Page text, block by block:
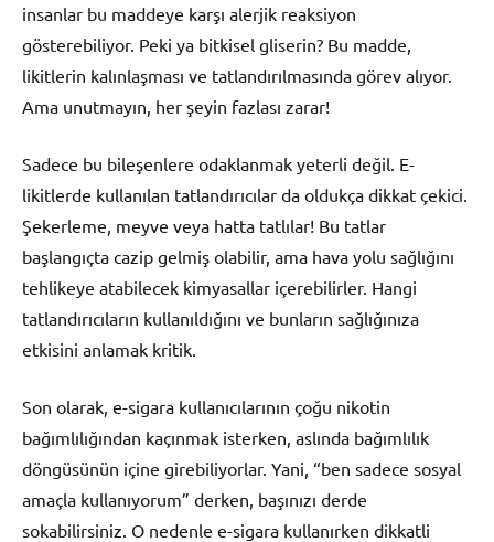
insanlar bu maddeye karşı alerjik reaksiyon
gösterebiliyor. Peki ya bitkisel gliserin? Bu madde,
likitlerin kalınlaşması ve tatlandırılmasında görev alıyor.
Ama unutmayın, her şeyin fazlası zarar!
Sadece bu bileşenlere odaklanmak yeterli değil. E-
likitlerde kullanılan tatlandırıcılar da oldukça dikkat çekici.
Şekerleme, meyve veya hatta tatlılar! Bu tatlar
başlangıçta cazip gelmiş olabilir, ama hava yolu sağlığını
tehlikeye atabilecek kimyasallar içerebilirler. Hangi
tatlandırıcıların kullanıldığını ve bunların sağlığınıza
etkisini anlamak kritik.
Son olarak, e-sigara kullanıcılarının çoğu nikotin
bağımlılığından kaçınmak isterken, aslında bağımlılık
döngüsünün içine girebiliyorlar. Yani, “ben sadece sosyal
amaçla kullanıyorum” derken, başınızı derde
sokabilirsiniz. O nedenle e-sigara kullanırken dikkatli